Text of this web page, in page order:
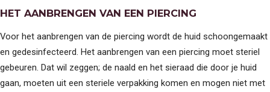
HET AANBRENGEN VAN EEN PIERCING
Voor het aanbrengen van de piercing wordt de huid schoongemaakt
en gedesinfecteerd. Het aanbrengen van een piercing moet steriel
gebeuren. Dat wil zeggen; de naald en het sieraad die door je huid
gaan, moeten uit een steriele verpakking komen en mogen niet met